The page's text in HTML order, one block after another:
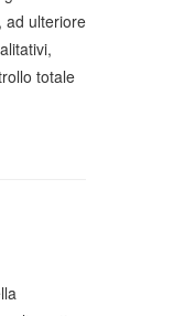
ad ulteriore
totale